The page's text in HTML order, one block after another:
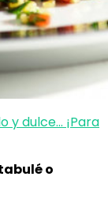
y dulce… ¡Para
o